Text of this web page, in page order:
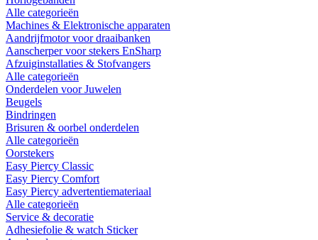
Alle categorieën
Machines & Elektronische apparaten
Aandrijfmotor voor draaibanken
Aanscherper voor stekers EnSharp
Afzuiginstallaties & Stofvangers
Alle categorieën
Onderdelen voor Juwelen
Beugels
Bindringen
Brisuren & oorbel onderdelen
Alle categorieën
Oorstekers
Easy Piercy Classic
Easy Piercy Comfort
Easy Piercy advertentiemateriaal
Alle categorieën
Service & decoratie
Adhesiefolie & watch Sticker